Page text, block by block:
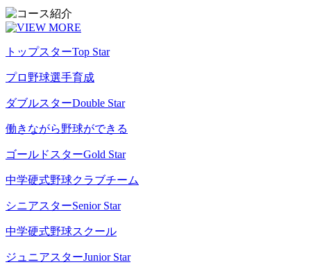
トップスターTop Star
プロ野球選手育成
ダブルスターDouble Star
働きながら野球ができる
ゴールドスターGold Star
中学硬式野球クラブチーム
シニアスターSenior Star
中学硬式野球スクール
ジュニアスターJunior Star